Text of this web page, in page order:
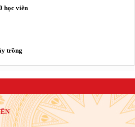
học viên
trồng